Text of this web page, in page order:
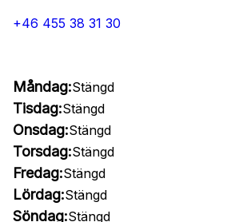
+46 455 38 31 30
Måndag:Stängd
Tisdag:Stängd
Onsdag:Stängd
Torsdag:Stängd
Fredag:Stängd
Lördag:Stängd
Söndag:Stängd